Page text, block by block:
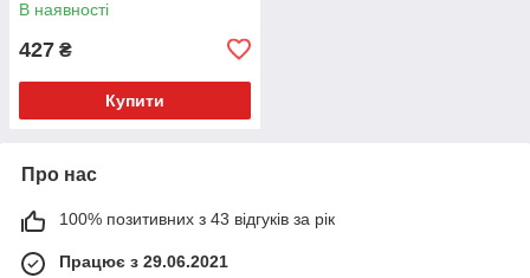
В наявності
427 ₴
Купити
Про нас
100% позитивних з 43 відгуків за рік
Працює з 29.06.2021